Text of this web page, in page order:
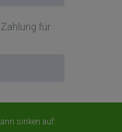
für
sinken auf: